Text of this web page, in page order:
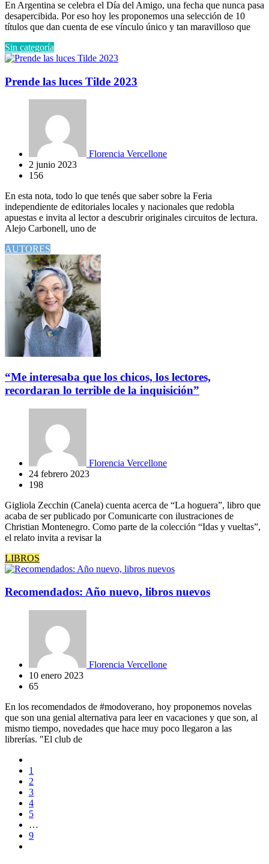
En Argentina se celebra el Día del Amigo, una fecha que nunca pasa
desapercibida. Por eso hoy les proponemos una selección de 10
títulos que dan cuenta de ese vínculo único y tan maravilloso que
Sin categoría
Prende las luces Tilde 2023
Florencia Vercellone
2 junio 2023
156
En esta nota, todo lo que tenés que saber sobre la Feria
independiente de editoriales locales y nacionales que redobla
apuestas e invita al lector a descubrir originales circuitos de lectura.
Alejo Carbonell, uno de
AUTORES
“Me interesaba que los chicos, los lectores,
recordaran lo terrible de la inquisición”
Florencia Vercellone
24 febrero 2023
198
Gigliola Zecchin (Canela) cuenta acerca de “La hoguera”, libro que
acaba de ser publicado por Comunicarte con ilustraciones de
Christian Montenegro. Como parte de la colección “Idas y vueltas”,
el relato invita a revisar la
LIBROS
Recomendados: Año nuevo, libros nuevos
Florencia Vercellone
10 enero 2023
65
En los recomendados de #modoverano, hoy proponemos novelas
que son una genial alternativa para leer en vacaciones y que son, al
mismo tiempo, novedades que hace muy poco llegaron a las
librerías. "El club de
1
2
3
4
5
…
9